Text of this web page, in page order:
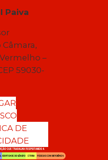
Paiva
–
59030-
DE